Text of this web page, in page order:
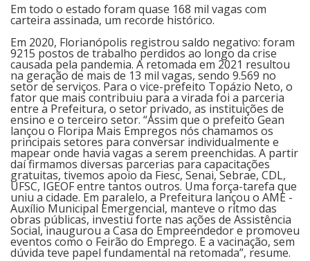
Agenda Cultural
Anuncie
Fale Conosco
Em todo o estado foram quase 168 mil vagas com
carteira assinada, um recorde histórico.
Em 2020, Florianópolis registrou saldo negativo: foram
9215 postos de trabalho perdidos ao longo da crise
causada pela pandemia. A retomada em 2021 resultou
na geração de mais de 13 mil vagas, sendo 9.569 no
setor de serviços. Para o vice-prefeito Topázio Neto, o
fator que mais contribuiu para a virada foi a parceria
entre a Prefeitura, o setor privado, as instituições de
ensino e o terceiro setor. “Assim que o prefeito Gean
lançou o Floripa Mais Empregos nós chamamos os
principais setores para conversar individualmente e
mapear onde havia vagas a serem preenchidas. A partir
daí firmamos diversas parcerias para capacitações
gratuitas, tivemos apoio da Fiesc, Senai, Sebrae, CDL,
UFSC, IGEOF entre tantos outros. Uma força-tarefa que
uniu a cidade. Em paralelo, a Prefeitura lançou o AME -
Auxílio Municipal Emergencial, manteve o ritmo das
obras públicas, investiu forte nas ações de Assistência
Social, inaugurou a Casa do Empreendedor e promoveu
eventos como o Feirão do Emprego. E a vacinação, sem
dúvida teve papel fundamental na retomada”, resume.